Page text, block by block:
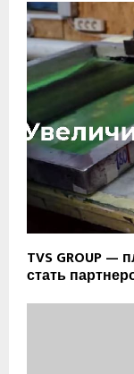
TVS GROUP —
стать